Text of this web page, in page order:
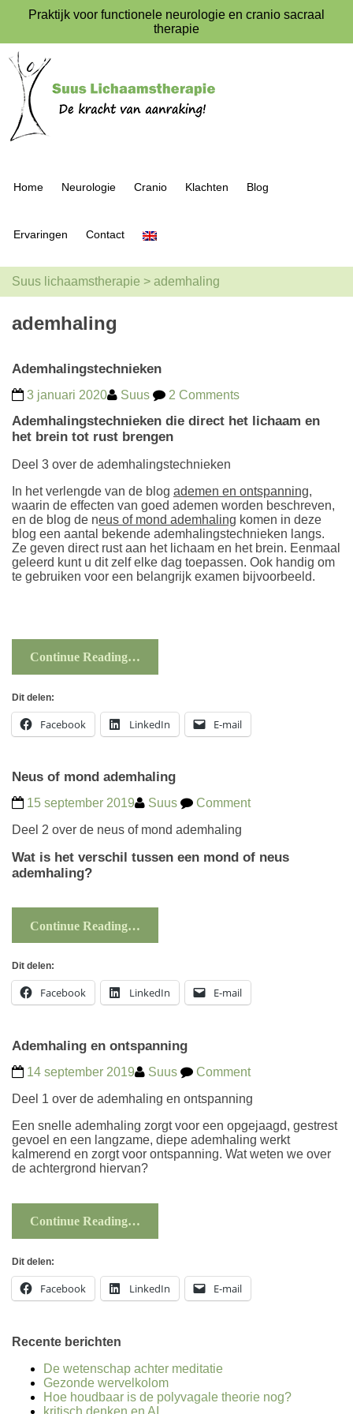
Praktijk voor functionele neurologie en cranio sacraal
therapie
Home Neurologie Cranio Klachten Blog
Ervaringen Contact
Suus lichaamstherapie > ademhaling
ademhaling
Ademhalingstechnieken
3 januari 2020 Suus 2 Comments
Ademhalingstechnieken die direct het lichaam en
het brein tot rust brengen
Deel 3 over de ademhalingstechnieken
In het verlengde van de blog ademen en ontspanning,
waarin de effecten van goed ademen worden beschreven,
en de blog de neus of mond ademhaling komen in deze
blog een aantal bekende ademhalingstechnieken langs.
Ze geven direct rust aan het lichaam en het brein. Eenmaal
geleerd kunt u dit zelf elke dag toepassen. Ook handig om
te gebruiken voor een belangrijk examen bijvoorbeeld.
Continue Reading…
Dit delen:
Facebook LinkedIn E-mail
Neus of mond ademhaling
15 september 2019 Suus
Comment
Deel 2 over de neus of mond ademhaling
Wat is het verschil tussen een mond of neus
ademhaling?
Continue Reading…
Dit delen:
Facebook LinkedIn E-mail
Ademhaling en ontspanning
14 september 2019 Suus
Comment
Deel 1 over de ademhaling en ontspanning
Een snelle ademhaling zorgt voor een opgejaagd, gestrest
gevoel en een langzame, diepe ademhaling werkt
kalmerend en zorgt voor ontspanning. Wat weten we over
de achtergrond hiervan?
Continue Reading…
Dit delen:
Facebook LinkedIn E-mail
Recente berichten
De wetenschap achter meditatie
Gezonde wervelkolom
Hoe houdbaar is de polyvagale theorie nog?
kritisch denken en AI